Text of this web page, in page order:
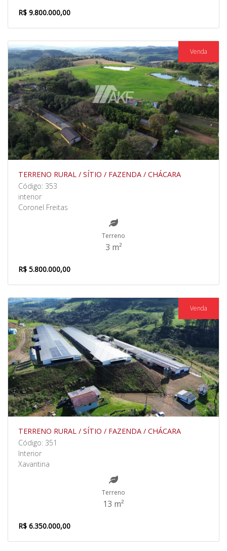
R$ 9.800.000,00
Venda
TERRENO RURAL / SÍTIO / FAZENDA / CHÁCARA
Código: 353
interior
Coronel Freitas
Terreno
3 m²
R$ 5.800.000,00
Venda
TERRENO RURAL / SÍTIO / FAZENDA / CHÁCARA
Código: 351
Interior
Xavantina
Terreno
13 m²
R$ 6.350.000,00